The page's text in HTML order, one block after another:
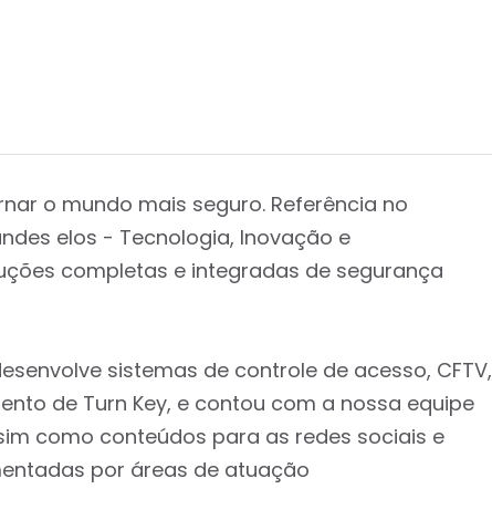
o mundo mais seguro. Referência no
elos - Tecnologia, Inovação e
completas e integradas de segurança
sistemas de controle de acesso, CFTV,
de Turn Key, e contou com a nossa equipe
como conteúdos para as redes sociais e
por áreas de atuação